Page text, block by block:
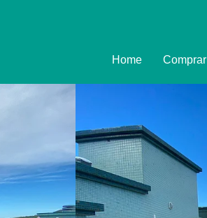
Home Comprar